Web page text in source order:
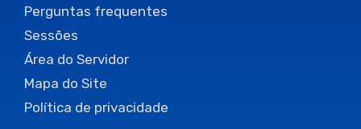
Perguntas frequentes
Sessões
Área do Servidor
Mapa do Site
Política de privacidade